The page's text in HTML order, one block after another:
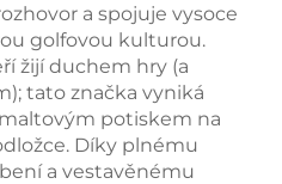
a spojuje vysoce
golfovou kulturou.
žijí duchem hry (a
tato značka vyniká
potiskem na
Díky plnému
a vestavěnému